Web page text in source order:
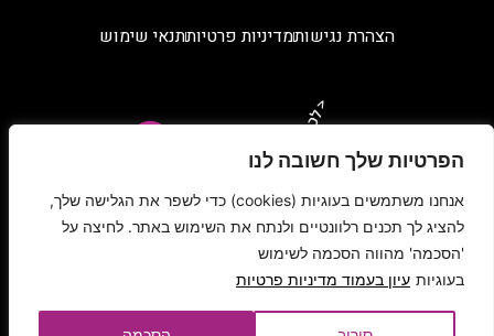
הפרטיות שלך חשובה לנו
אנחנו משתמשים בעוגיות (cookies) כדי לשפר את הגלישה שלך,
להציג לך תכנים רלוונטיים ולנתח את השימוש באתר. לחיצה על
'הסכמה' מהווה הסכמה לשימוש
בעוגיות עיון בעמוד מדיניות פרטיות
הצהרת נגישותמדיניות פרטיותתנאי שימוש